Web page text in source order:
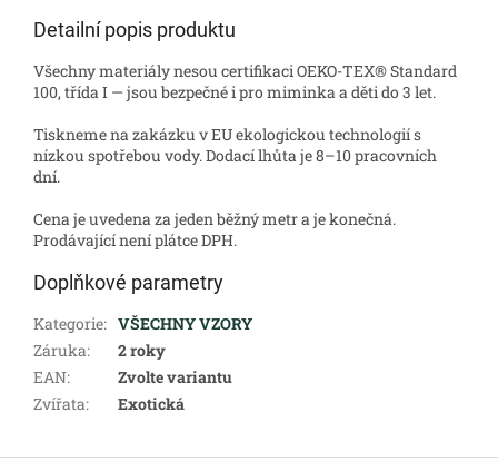
Detailní popis produktu
Všechny materiály nesou certifikaci OEKO-TEX® Standard
100, třída I — jsou bezpečné i pro miminka a děti do 3 let.
Tiskneme na zakázku v EU ekologickou technologií s
nízkou spotřebou vody. Dodací lhůta je 8–10 pracovních
dní.
Cena je uvedena za jeden běžný metr a je konečná.
Prodávající není plátce DPH.
Doplňkové parametry
Kategorie: VŠECHNY VZORY
Záruka:
2 roky
EAN:
Zvolte variantu
Zvířata: Exotická